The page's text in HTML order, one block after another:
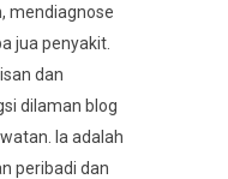
mendiagnose
jua penyakit.
dan
dilaman blog
Ia adalah
peribadi dan